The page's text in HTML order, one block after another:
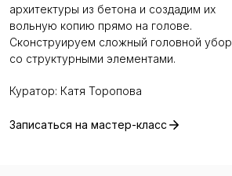
архитектуры из бетона и создадим их
вольную копию прямо на голове.
Сконструируем сложный головной убор
со структурными элементами.
Куратор: Катя Торопова
Записаться на мастер-класс